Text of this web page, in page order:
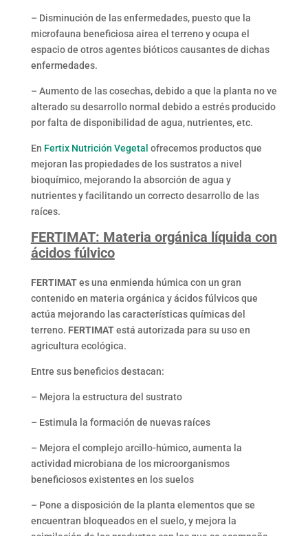
– Disminución de las enfermedades, puesto que la
microfauna beneficiosa airea el terreno y ocupa el
espacio de otros agentes bióticos causantes de dichas
enfermedades.
– Aumento de las cosechas, debido a que la planta no ve
alterado su desarrollo normal debido a estrés producido
por falta de disponibilidad de agua, nutrientes, etc.
En Fertix Nutrición Vegetal ofrecemos productos que
mejoran las propiedades de los sustratos a nivel
bioquímico, mejorando la absorción de agua y
nutrientes y facilitando un correcto desarrollo de las
raíces.
FERTIMAT: Materia orgánica líquida con
ácidos fúlvico
FERTIMATes una enmienda húmica con un gran
contenido en materia orgánica y ácidos fúlvicos que
actúa mejorando las características químicas del
terreno. FERTIMATestá autorizada para su uso en
agricultura ecológica.
Entre sus beneficios destacan:
– Mejora la estructura del sustrato
– Estimula la formación de nuevas raíces
– Mejora el complejo arcillo-húmico, aumenta la
actividad microbiana de los microorganismos
beneficiosos existentes en los suelos
– Pone a disposición de la planta elementos que se
encuentran bloqueados en el suelo, y mejora la